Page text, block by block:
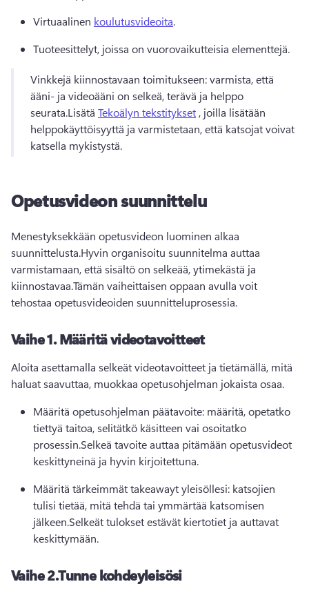
Virtuaalinen koulutusvideoita.
Tuoteesittelyt, joissa on vuorovaikutteisia elementtejä.
Vinkkejä kiinnostavaan toimitukseen: varmista, että
ääni- ja videoääni on selkeä, terävä ja helppo
seurata.Lisätä Tekoälyn tekstitykset , joilla lisätään
helppokäyttöisyyttä ja varmistetaan, että katsojat voivat
katsella mykistystä.
Opetusvideon suunnittelu
Menestyksekkään opetusvideon luominen alkaa
suunnittelusta.Hyvin organisoitu suunnitelma auttaa
varmistamaan, että sisältö on selkeää, ytimekästä ja
kiinnostavaa.Tämän vaiheittaisen oppaan avulla voit
tehostaa opetusvideoiden suunnitteluprosessia.
Vaihe 1.Määritä videotavoitteet
Aloita asettamalla selkeät videotavoitteet ja tietämällä, mitä
haluat saavuttaa, muokkaa opetusohjelman jokaista osaa.
Määritä opetusohjelman päätavoite: määritä, opetatko
tiettyä taitoa, selitätkö käsitteen vai osoitatko
prosessin.Selkeä tavoite auttaa pitämään opetusvideot
keskittyneinä ja hyvin kirjoitettuna.
Määritä tärkeimmät takeawayt yleisöllesi: katsojien
tulisi tietää, mitä tehdä tai ymmärtää katsomisen
jälkeen.Selkeät tulokset estävät kiertotiet ja auttavat
keskittymään.
Vaihe 2.Tunne kohdeyleisösi